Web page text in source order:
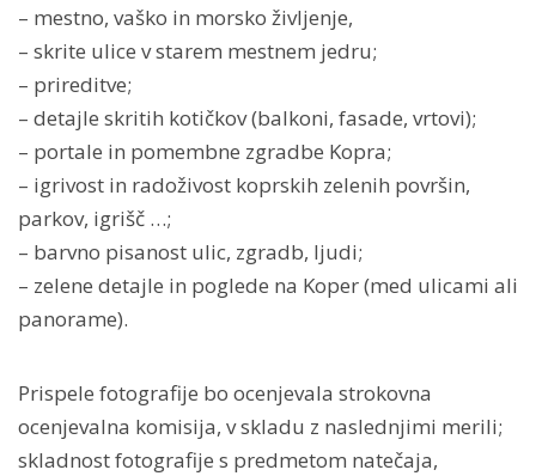
– mestno, vaško in morsko življenje,
– skrite ulice v starem mestnem jedru;
– prireditve;
– detajle skritih kotičkov (balkoni, fasade, vrtovi);
– portale in pomembne zgradbe Kopra;
– igrivost in radoživost koprskih zelenih površin,
parkov, igrišč …;
– barvno pisanost ulic, zgradb, ljudi;
– zelene detajle in poglede na Koper (med ulicami ali
panorame).
Prispele fotografije bo ocenjevala strokovna
ocenjevalna komisija, v skladu z naslednjimi merili;
skladnost fotografije s predmetom natečaja,